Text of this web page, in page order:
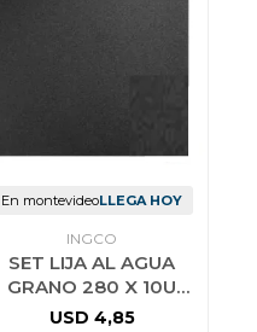
En montevideoLLEGA HOY
INGCO
SET LIJA AL AGUA
GRANO 280 X 10U
INGCO AKHS11280
USD 4,85